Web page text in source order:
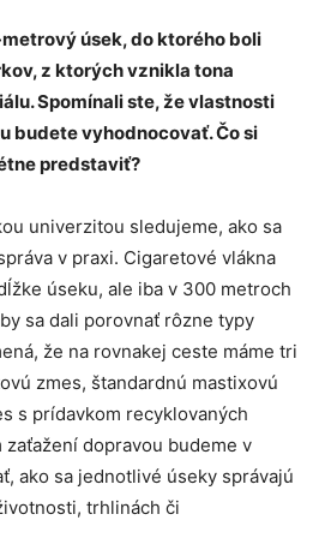
úsek, do ktorého boli
z ktorých vznikla tona
Spomínali ste, že vlastnosti
budete vyhodnocovať. Čo si
predstaviť?
univerzitou sledujeme, ako sa
v praxi. Cigaretové vlákna
úseku, ale iba v 300 metroch
sa dali porovnať rôzne typy
že na rovnakej ceste máme tri
zmes, štandardnú mastixovú
s prídavkom recyklovaných
dopravou budeme v
ako sa jednotlivé úseky správajú
trhlinách či